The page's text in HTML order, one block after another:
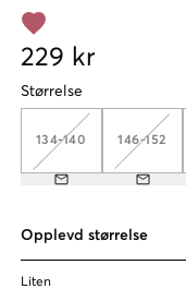
229 kr
Størrelse
134-140 146-152
Opplevd størrelse
Liten